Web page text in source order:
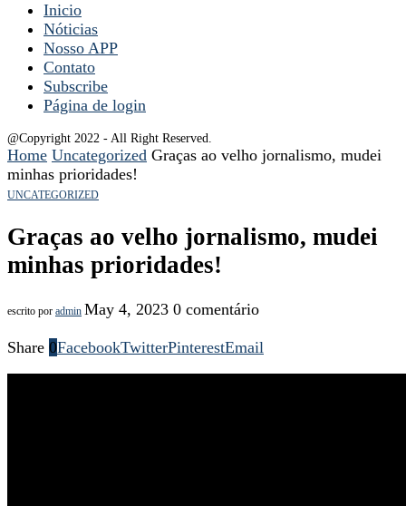
Inicio
Nóticias
Nosso APP
Contato
Subscribe
Página de login
@Copyright 2022 - All Right Reserved.
Home Uncategorized Graças ao velho jornalismo, mudei
minhas prioridades!
UNCATEGORIZED
Graças ao velho jornalismo, mudei
minhas prioridades!
escrito por admin May 4, 2023 0 comentário
Share 0FacebookTwitterPinterestEmail